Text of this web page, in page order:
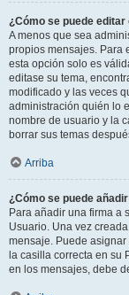
¿Cómo se puede
A menos que sea
propios mensajes. Para
esta opción solo es
editase su tema,
modificado y las veces
administración quién lo
nombre de usuario y la
borrar sus temas
Arriba
¿Cómo se puede
Para añadir una firma a
Usuario. Una vez
mensaje. Puede
la casilla correcta en su
en los mensajes, debe